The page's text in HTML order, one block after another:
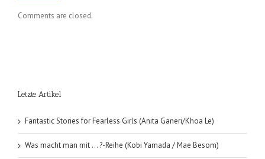
Comments are closed.
Letzte Artikel
Fantastic Stories for Fearless Girls (Anita Ganeri/Khoa Le)
Was macht man mit … ?-Reihe (Kobi Yamada / Mae Besom)